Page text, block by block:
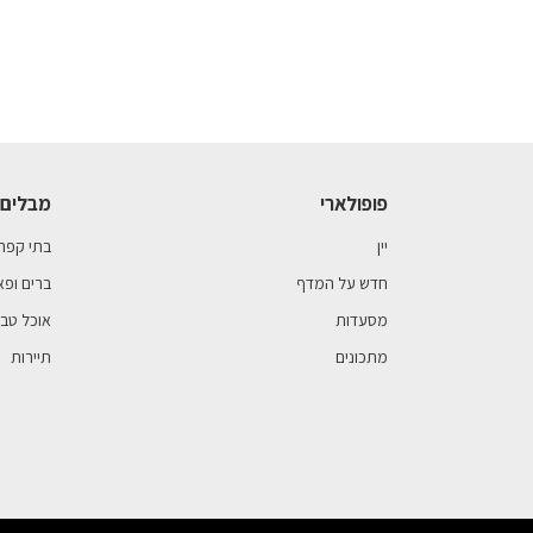
פופולארי
יין
חדש על המדף
מסעדות
מתכונים
בתי
ברים
אוכל
תיירות